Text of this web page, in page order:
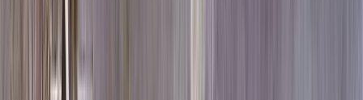
Памятник ММ/D-2315-3
/
ММ/D-2315-3